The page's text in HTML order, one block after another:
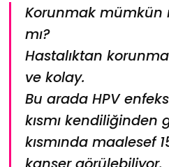
Korunmak mümkün
mı?
Hastalıktan
ve kolay.
Bu arada HPV
kısmı kendiliğinden
kısmında maalesef